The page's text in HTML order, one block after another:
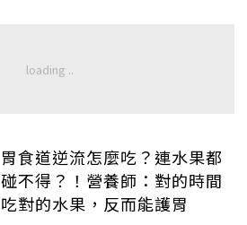
胃食道逆流怎麼吃？連水果都
碰不得？！營養師：對的時間
吃對的水果，反而能護胃